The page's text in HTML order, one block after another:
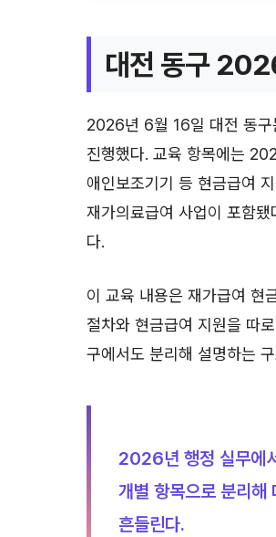
대전 동구
2026년 6월 16일 대전 동구
진행했다. 교육 항목에는
애인보조기기 등 현금급여
재가의료급여 사업이 포함
다.
이 교육 내용은 재가급여 현
절차와 현금급여 지원을 따
구에서도 분리해 설명하는
2026년 행정 실무에
개별 항목으로 분리해
흔들린다.